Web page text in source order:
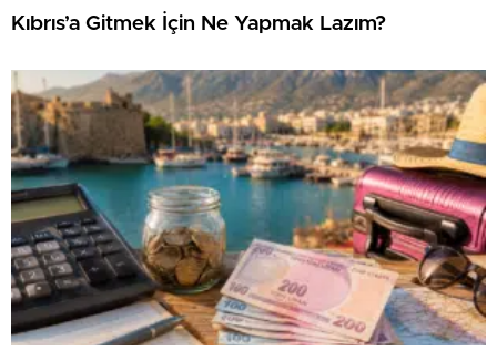
Kıbrıs’a Gitmek İçin Ne Yapmak Lazım?